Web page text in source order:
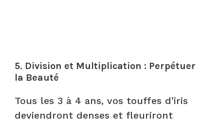
5. Division et Multiplication : Perpétuer
la Beauté
Tous les 3 à 4 ans, vos touffes d’iris
deviendront denses et fleuriront